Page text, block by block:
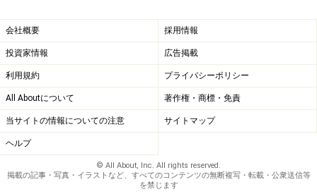
もし、カーディーラーの販売員が、機能面だけしかアピ
ールできなかったならば、販売成績は決して高くならな
いことは、容易に想像つくのでは？
一言でまとめるならば、「プレゼンでは、機能だけを売
るな。感情と経験とセルフイメージを売れ」というこ
と。それが受け手にとっての価値を最大化し、メッセー
ジの差別化もしてくれます。
会社概要 採用情報
投資家情報 広告掲載
利用規約 プライバシーポリシー
All Aboutについて 著作権・商標・免責
当サイトの情報についての注意 サイトマップ
ヘルプ
© All About, Inc. All rights reserved.
掲載の記事・写真・イラストなど、すべてのコンテンツの無断複写・転載・公衆送信等
を禁じます